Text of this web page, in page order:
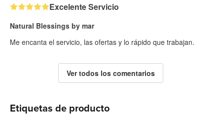
Excelente Servicio
Natural Blessings by mar
Me encanta el servicio, las ofertas y lo rápido que trabajan.
Ver todos los comentarios
Etiquetas de producto